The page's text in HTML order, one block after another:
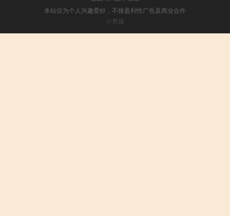
本站仅为个人兴趣爱好，不接盈利性广告及商业合作
小男孩